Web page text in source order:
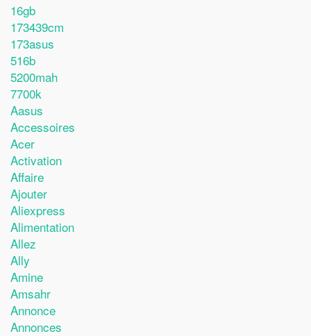
16gb
173439cm
173asus
516b
5200mah
7700k
Aasus
Accessoires
Acer
Activation
Affaire
Ajouter
Aliexpress
Alimentation
Allez
Ally
Amine
Amsahr
Annonce
Annonces